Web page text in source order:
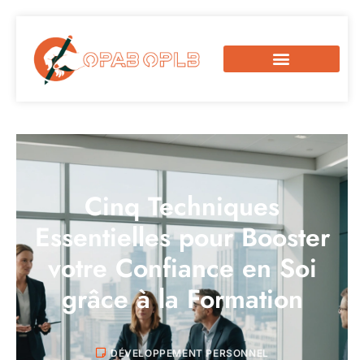
Cinq Techniques
Essentielles pour Booster
votre Confiance en Soi
grâce à la Formation
DÉVELOPPEMENT PERSONNEL